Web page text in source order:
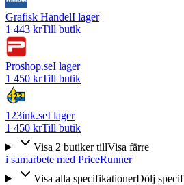
Grafisk HandelI lager
1 443 krTill butik
Proshop.seI lager
1 450 krTill butik
123ink.seI lager
1 450 krTill butik
Visa 2 butiker tillVisa färre
i samarbete med PriceRunner
Visa alla specifikationerDölj